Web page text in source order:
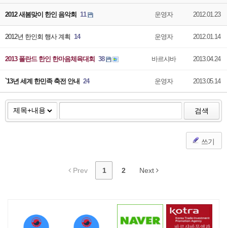
2012 새봄맞이 한인 음악회 11 운영자 2012.01.23
2012년 한인회 행사 계획 14 운영자 2012.01.14
2013 폴란드 한인 한마음체육대회 38 바르샤바 2013.04.24
`13년 세계 한민족 축전 안내 24 운영자 2013.05.14
검색
쓰기
Prev 1 2 Next